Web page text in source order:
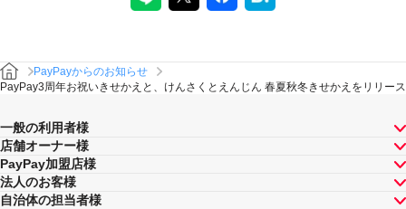
PayPayからのお知らせ
PayPay3周年お祝いきせかえと、けんさくとえんじん 春夏秋冬きせかえをリリース
一般の利用者様
店舗オーナー様
PayPay加盟店様
法人のお客様
自治体の担当者様